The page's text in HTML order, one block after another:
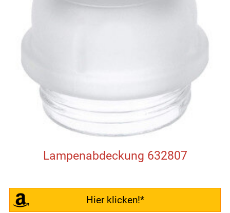
Lampenabdeckung 632807
Hier klicken!*